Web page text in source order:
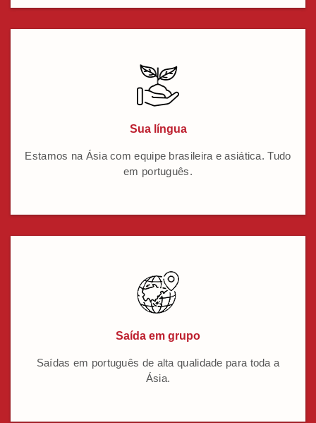
Sua língua
Estamos na Ásia com equipe brasileira e asiática. Tudo
em português.
Saída em grupo
Saídas em português de alta qualidade para toda a
Ásia.